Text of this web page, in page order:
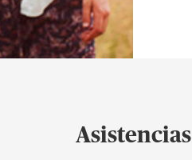
Asistencias